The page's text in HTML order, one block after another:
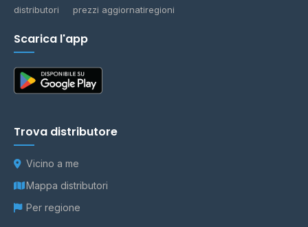
distributori prezzi aggiornatiregioni
Scarica l'app
Trova distributore
Vicino a me
Mappa distributori
Per regione